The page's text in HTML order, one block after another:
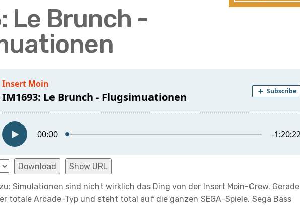
Le Brunch -
Download Show URL
Simulationen sind nicht wirklich das Ding von der Insert Moin-Crew. Gerade
totale Arcade-Typ und steht total auf die ganzen SEGA-Spiele. Sega Bass